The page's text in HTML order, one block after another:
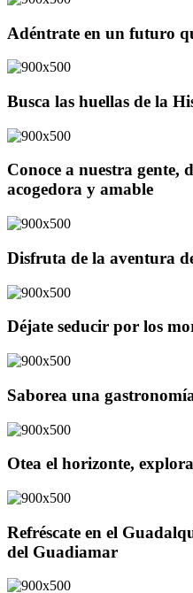
Adéntrate en un futuro
Busca las huellas de la
Conoce a nuestra gente,
acogedora y amable
Disfruta de la aventura
Déjate seducir por los
Saborea una
Otea el horizonte,
Refréscate en el
del Guadiamar